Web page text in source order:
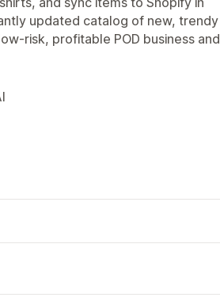
updated catalog of new, trendy
risk, profitable POD business and